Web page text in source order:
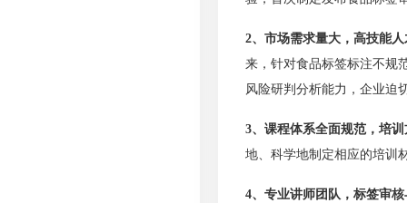
2、市场需求量大，高技能
来，针对食品标签标注不规
风险研判分析能力，企业迫
3、课程体系全面规范，培
地、科学地制定相应的培训
4、专业讲师团队，标签审